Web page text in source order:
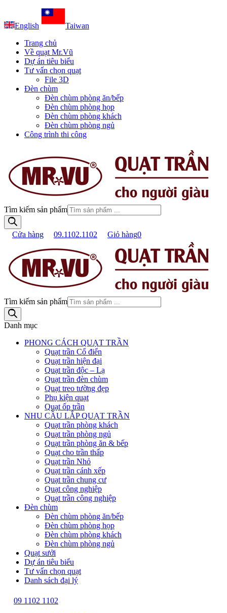
English
Taiwan
Trang chủ
Về quạt Mr.Vũ
Dự án tiêu biểu
Tư vấn chọn quạt
File 3D
Đèn chùm
Đèn chùm phòng ăn/bếp
Đèn chùm phòng họp
Đèn chùm phòng khách
Đèn chùm phòng ngủ
Công trình thi công
Tìm kiếm sản phẩm
Cửa hàng 09.1102.1102 Giỏ hàng0
Tìm kiếm sản phẩm
Danh mục
PHONG CÁCH QUẠT TRẦN
Quạt trần Cổ điển
Quạt trần hiện đại
Quạt trần độc – Lạ
Quạt trần đèn chùm
Quạt treo tường đẹp
Phụ kiện quạt
Quạt ốp trần
NHU CẦU LẮP QUẠT TRẦN
Quạt trần phòng khách
Quạt trần phòng ngủ
Quạt trần phòng ăn & bếp
Quạt cho trần thấp
Quạt trần Nhỏ
Quạt trần cánh xếp
Quạt trần chung cư
Quạt công nghiệp
Quạt trần công nghiệp
Đèn chùm
Đèn chùm phòng ăn/bếp
Đèn chùm phòng họp
Đèn chùm phòng khách
Đèn chùm phòng ngủ
Quạt sưởi
Dự án tiêu biểu
Tư vấn chọn quạt
Danh sách đại lý
09 1102 1102